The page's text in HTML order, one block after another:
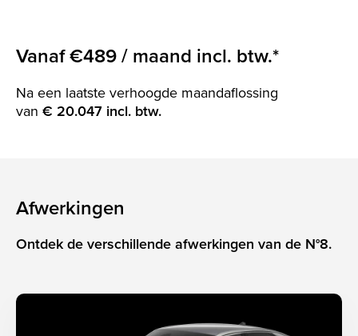
Vanaf€489/ maand incl. btw.*
Na een laatste verhoogde maandaflossing
van € 20.047 incl. btw.
Afwerkingen
Ontdek de verschillende afwerkingen van de N°8.